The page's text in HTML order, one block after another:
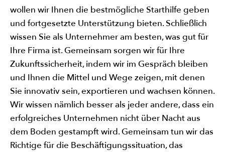
wollen wir Ihnen die bestmögliche Starthilfe geben
und fortgesetzte Unterstützung bieten. Schließlich
wissen Sie als Unternehmer am besten, was gut für
Ihre Firma ist. Gemeinsam sorgen wir für Ihre
Zukunftssicherheit, indem wir im Gespräch bleiben
und Ihnen die Mittel und Wege zeigen, mit denen
Sie innovativ sein, exportieren und wachsen können.
Wir wissen nämlich besser als jeder andere, dass ein
erfolgreiches Unternehmen nicht über Nacht aus
dem Boden gestampft wird. Gemeinsam tun wir das
Richtige für die Beschäftigungssituation, das